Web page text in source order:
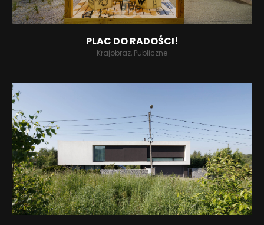
PLAC DO RADOŚCI!
Krajobraz, Publiczne